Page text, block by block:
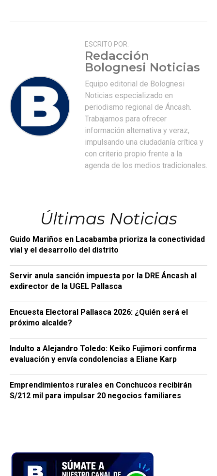
ESCRITO POR:
Redacción
Bolognesi Noticias
Equipo editorial de Bolognesi
Noticias especializado en
periodismo regional de Áncash.
Trabajamos para ofrecer
información alternativa y veraz,
impulsando una ciudadanía crítica y
con criterio propio frente a la
agenda de los medios tradicionales.
Últimas Noticias
Guido Mariños en Lacabamba prioriza la conectividad
vial y el desarrollo del distrito
Servir anula sanción impuesta por la DRE Áncash al
exdirector de la UGEL Pallasca
Encuesta Electoral Pallasca 2026: ¿Quién será el
próximo alcalde?
Indulto a Alejandro Toledo: Keiko Fujimori confirma
evaluación y envía condolencias a Eliane Karp
Emprendimientos rurales en Conchucos recibirán
S/212 mil para impulsar 20 negocios familiares